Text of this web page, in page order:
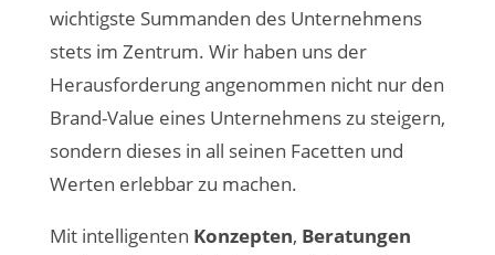
wichtigste Summanden des Unternehmens
stets im Zentrum. Wir haben uns der
Herausforderung angenommen nicht nur den
Brand-Value eines Unternehmens zu steigern,
sondern dieses in all seinen Facetten und
Werten erlebbar zu machen.
Mit intelligenten Konzepten, Beratungen